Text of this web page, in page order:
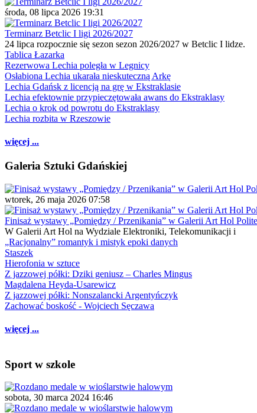
środa, 08 lipca 2026 19:31
Terminarz Betclic I ligi 2026/2027
24 lipca rozpocznie się sezon sezon 2026/2027 w Betclic I lidze.
Tablica Łazarka
Rezerwowa Lechia poległa w Legnicy
Osłabiona Lechia ukarała nieskuteczną Arkę
Lechia Gdańsk z licencją na grę w Ekstraklasie
Lechia efektownie przypieczętowała awans do Ekstraklasy
Lechia o krok od powrotu do Ekstraklasy
Lechia rozbita w Rzeszowie
więcej ...
Galeria Sztuki Gdańskiej
wtorek, 26 maja 2026 07:58
Finisaż wystawy „Pomiędzy / Przenikania” w Galerii Art Hol
W Galerii Art Hol na Wydziale Elektroniki, Telekomunikacji i
„Racjonalny” romantyk i mistyk epoki danych
Staszek
Hierofonia w sztuce
Z jazzowej półki: Dziki geniusz – Charles Mingus
Magdalena Heyda-Usarewicz
Z jazzowej półki: Nonszalancki Argentyńczyk
Zachować boskość - Wojciech Sęczawa
więcej ...
Sport w szkole
sobota, 30 marca 2024 16:46